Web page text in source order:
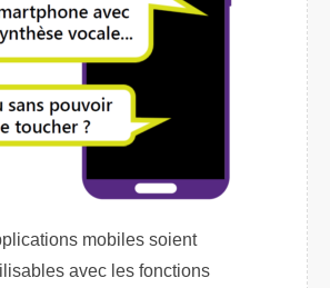
mobiles soient
avec les fonctions